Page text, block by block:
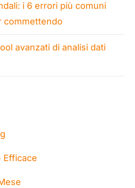
i 6 errori più comuni
commettendo
avanzati di analisi dati
Efficace